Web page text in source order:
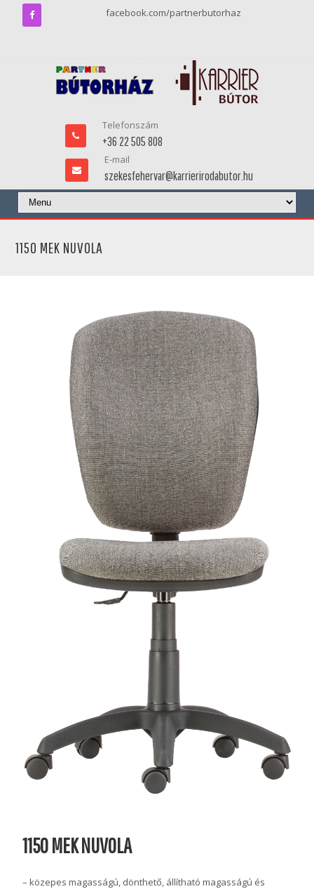
facebook.com/partnerbutorhaz
Telefonszám
+36 22 505 808
E-mail
szekesfehervar@karrierirodabutor.hu
1150 MEK NUVOLA
1150 MEK NUVOLA
– közepes magasságú, dönthető, állítható magasságú és